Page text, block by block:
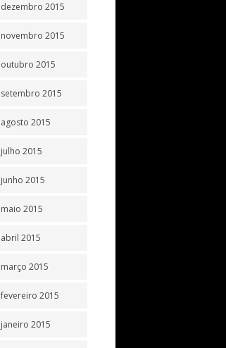
dezembro 2015
novembro 2015
outubro 2015
setembro 2015
agosto 2015
julho 2015
junho 2015
maio 2015
abril 2015
março 2015
fevereiro 2015
janeiro 2015